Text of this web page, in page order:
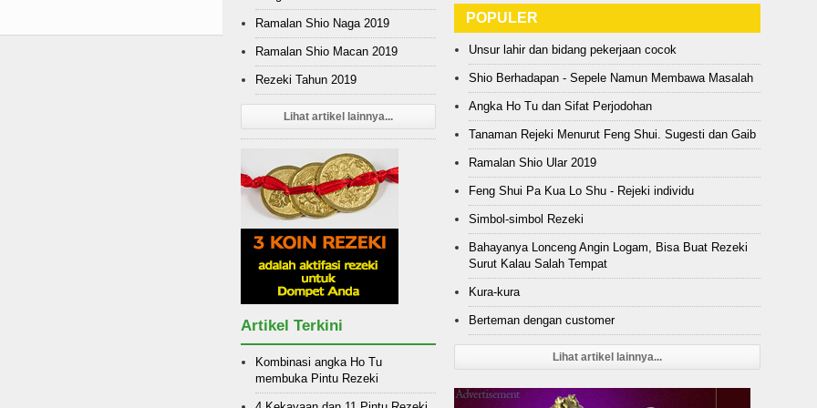
Ramalan Shio Naga 2019
Ramalan Shio Macan 2019
Rezeki Tahun 2019
Lihat artikel lainnya...
Artikel Terkini
Kombinasi angka Ho Tu
membuka Pintu Rezeki
POPULER
Unsur lahir dan bidang pekerjaan cocok
Shio Berhadapan - Sepele Namun Membawa Masalah
Angka Ho Tu dan Sifat Perjodohan
Tanaman Rejeki Menurut Feng Shui. Sugesti dan Gaib
Ramalan Shio Ular 2019
Feng Shui Pa Kua Lo Shu - Rejeki individu
Simbol-simbol Rezeki
Bahayanya Lonceng Angin Logam, Bisa Buat Rezeki
Surut Kalau Salah Tempat
Kura-kura
Berteman dengan customer
Lihat artikel lainnya...